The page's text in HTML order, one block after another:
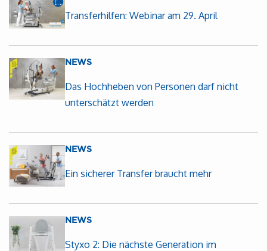
Transferhilfen: Webinar am 29. April
NEWS
Das Hochheben von Personen darf nicht
unterschätzt werden
NEWS
Ein sicherer Transfer braucht mehr
NEWS
Styxo 2: Die nächste Generation im